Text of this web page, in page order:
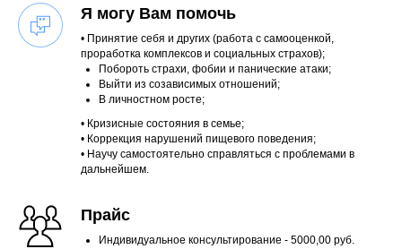
Я могу Вам помочь
• Принятие себя и других (работа с самооценкой,
проработка комплексов и социальных страхов);
Побороть страхи, фобии и панические атаки;
Выйти из созависимых отношений;
В личностном росте;
• Кризисные состояния в семье;
• Коррекция нарушений пищевого поведения;
• Научу самостоятельно справляться с проблемами в
дальнейшем.
Прайс
Индивидуальное консультирование - 5000,00 руб.